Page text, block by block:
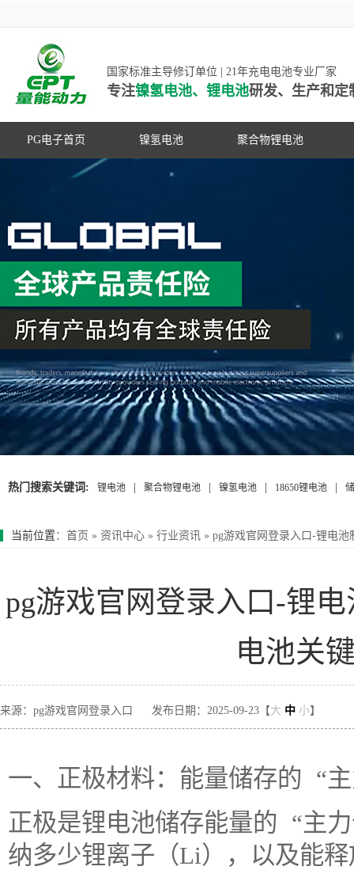
国家标准主导修订单位 | 21年充电电池专业厂家
专注镍氢电池、锂电池研发、生产和定
PG电子首页 镍氢电池 聚合物锂电池
高容量镍氢电池
超低自放电镍氢电池
动力镍氢电池
常规镍氢电池
PG游戏官网是镍氢电池国家标准主导
修订单位，并参与多项锂电池行业国
家标准的制定
热门搜索关键词: 锂电池 聚合物锂电池 镍氢电池 18650锂电池
当前位置 ： 首页 » 资讯中心 » 行业资讯 » pg游戏官网登录入口-锂电
pg游戏官网登录入口-锂
电池关
来源：pg游戏官网登录入口 发布日期：2025-09-23【大 中 小】
一、正极材料：能量储存的 “
正极是锂电池储存能量的 “主
纳多少锂离子（Li），以及能